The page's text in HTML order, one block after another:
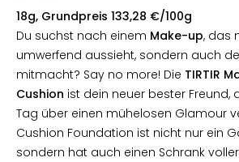
18g, Grundpreis 133,28 €/100g
Du suchst nach einem Make-up, das
umwerfend aussieht, sondern auch
mitmacht? Say no more! Die TIRTIR
Cushion ist dein neuer bester Freund,
Tag über einen mühelosen Glamour
Cushion Foundation ist nicht nur ein
sondern hat auch einen Schrank